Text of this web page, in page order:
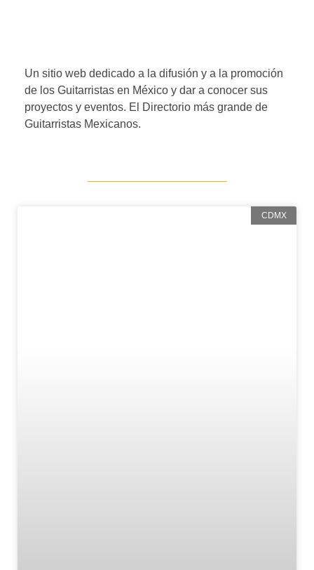
Un sitio web dedicado a la difusión y a la promoción
de los Guitarristas en México y dar a conocer sus
proyectos y eventos. El Directorio más grande de
Guitarristas Mexicanos.
CDMX